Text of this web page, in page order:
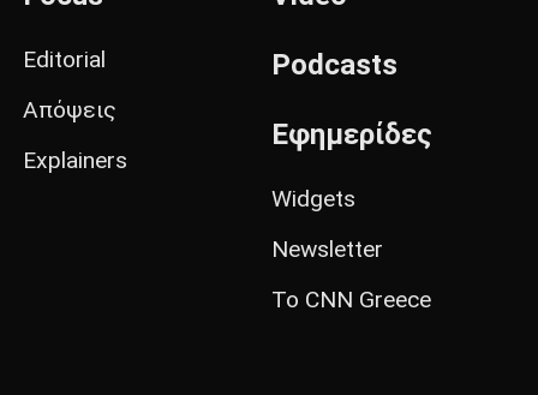
Editorial
Απόψεις
Explainers
Podcasts
Εφημερίδες
Widgets
Newsletter
Το CNN Greece